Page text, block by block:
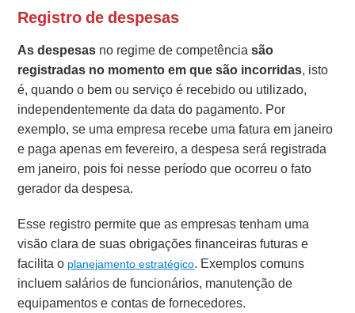
Registro de despesas
As despesas no regime de competênciasão
registradas no momento em que são incorridas, isto
é, quando o bem ou serviço é recebido ou utilizado,
independentemente da data do pagamento. Por
exemplo, se uma empresa recebe uma fatura em janeiro
e paga apenas em fevereiro, a despesa será registrada
em janeiro, pois foi nesse período que ocorreu o fato
gerador da despesa.
Esse registro permite que as empresas tenham uma
visão clara de suas obrigações financeiras futuras e
facilita o planejamento estratégico. Exemplos comuns
incluem salários de funcionários, manutenção de
equipamentos e contas de fornecedores.